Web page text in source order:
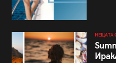
НЕЩАТА